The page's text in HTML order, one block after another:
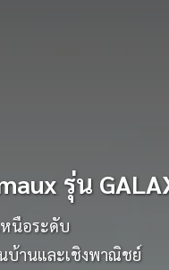
รุ่น
หนือระดับ
บ้านและเชิงพาณิชย์